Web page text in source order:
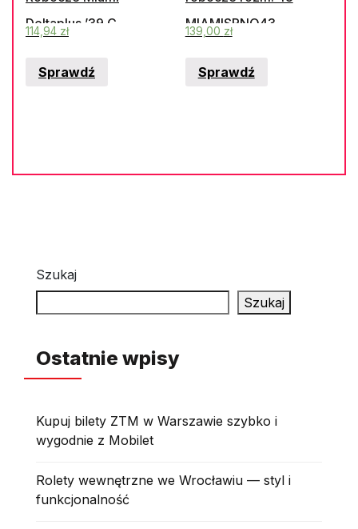
Deltaplus ’39 C
114,94 zł
Sprawdź
MIAMISPNO43
139,00 zł
Sprawdź
Szukaj
Szukaj
Ostatnie wpisy
Kupuj bilety ZTM w Warszawie szybko i
wygodnie z Mobilet
Rolety wewnętrzne we Wrocławiu — styl i
funkcjonalność